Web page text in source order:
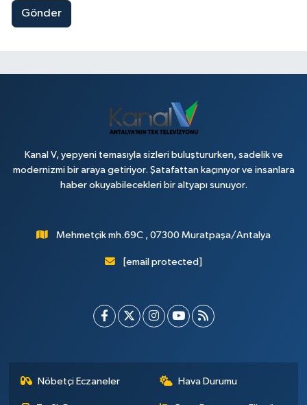
Gönder
Kanal V, yepyeni temasıyla sizleri buluştururken, sadelik ve
modernizmi bir araya getiriyor. Şatafattan kaçınıyor ve insanlara
haber okuyabilecekleri bir altyapı sunuyor.
Mehmetçik mh.69C , 07300 Muratpaşa/Antalya
[email protected]
Nöbetçi Eczaneler Hava Durumu